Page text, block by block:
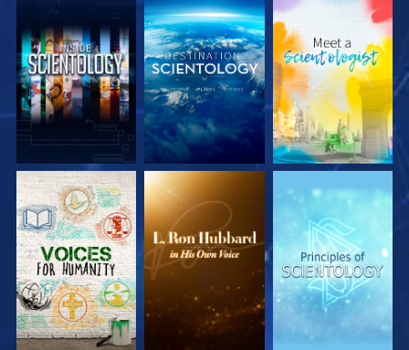
VERKEN DE SERIE VERKEN DE SERIE VERKEN DE SERIE